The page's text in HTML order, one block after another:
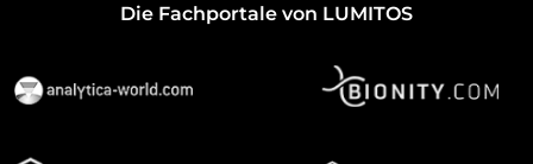
Die Fachportale von LUMITOS